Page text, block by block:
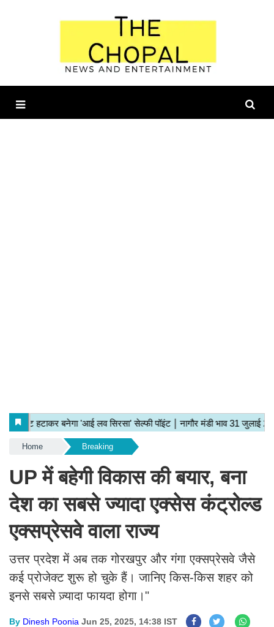
Home Breaking
UP में बहेगी विकास की बयार, बना
देश का सबसे ज्यादा एक्सेस कंट्रोल्ड
एक्सप्रेसवे वाला राज्य
उत्तर प्रदेश में अब तक गोरखपुर और गंगा एक्सप्रेसवे जैसे
कई प्रोजेक्ट शुरू हो चुके हैं। जानिए किस-किस शहर को
इनसे सबसे ज़्यादा फायदा होगा।"
By Dinesh Poonia Jun 25, 2025, 14:38 IST